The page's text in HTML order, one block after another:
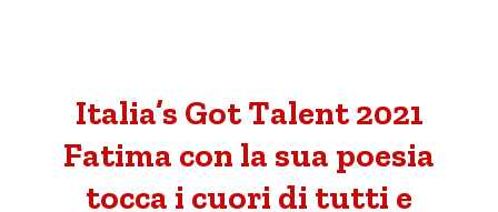
Italia’s Got Talent 2021
Fatima con la sua poesia
tocca i cuori di tutti e